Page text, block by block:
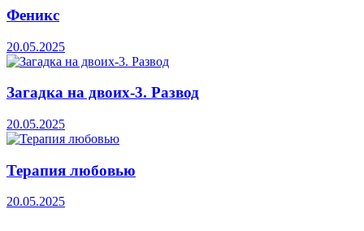
Феникс
20.05.2025
Загадка на двоих-3. Развод
20.05.2025
Терапия любовью
20.05.2025